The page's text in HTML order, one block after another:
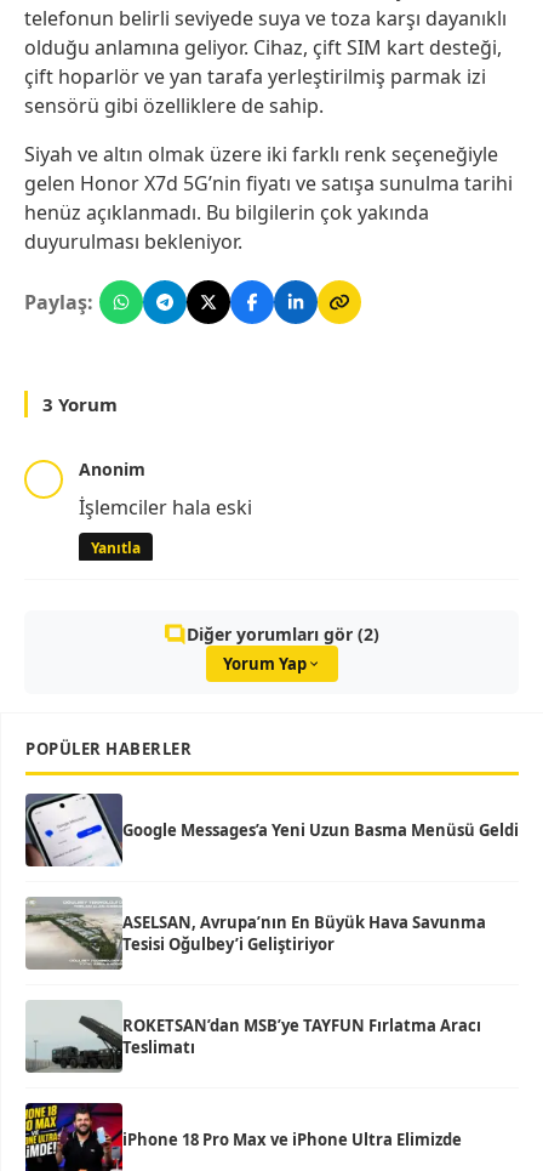
telefonun belirli seviyede suya ve toza karşı dayanıklı
olduğu anlamına geliyor. Cihaz, çift SIM kart desteği,
çift hoparlör ve yan tarafa yerleştirilmiş parmak izi
sensörü gibi özelliklere de sahip.
Siyah ve altın olmak üzere iki farklı renk seçeneğiyle
gelen Honor X7d 5G’nin fiyatı ve satışa sunulma tarihi
henüz açıklanmadı. Bu bilgilerin çok yakında
duyurulması bekleniyor.
Paylaş:
3 Yorum
Anonim
İşlemciler hala eski
Yanıtla
Diğer yorumları gör (2)
Yorum Yap
POPÜLER HABERLER
Google Messages’a Yeni Uzun Basma Menüsü Geldi
ASELSAN, Avrupa’nın En Büyük Hava Savunma
Tesisi Oğulbey’i Geliştiriyor
ROKETSAN’dan MSB’ye TAYFUN Fırlatma Aracı
Teslimatı
iPhone 18 Pro Max ve iPhone Ultra Elimizde